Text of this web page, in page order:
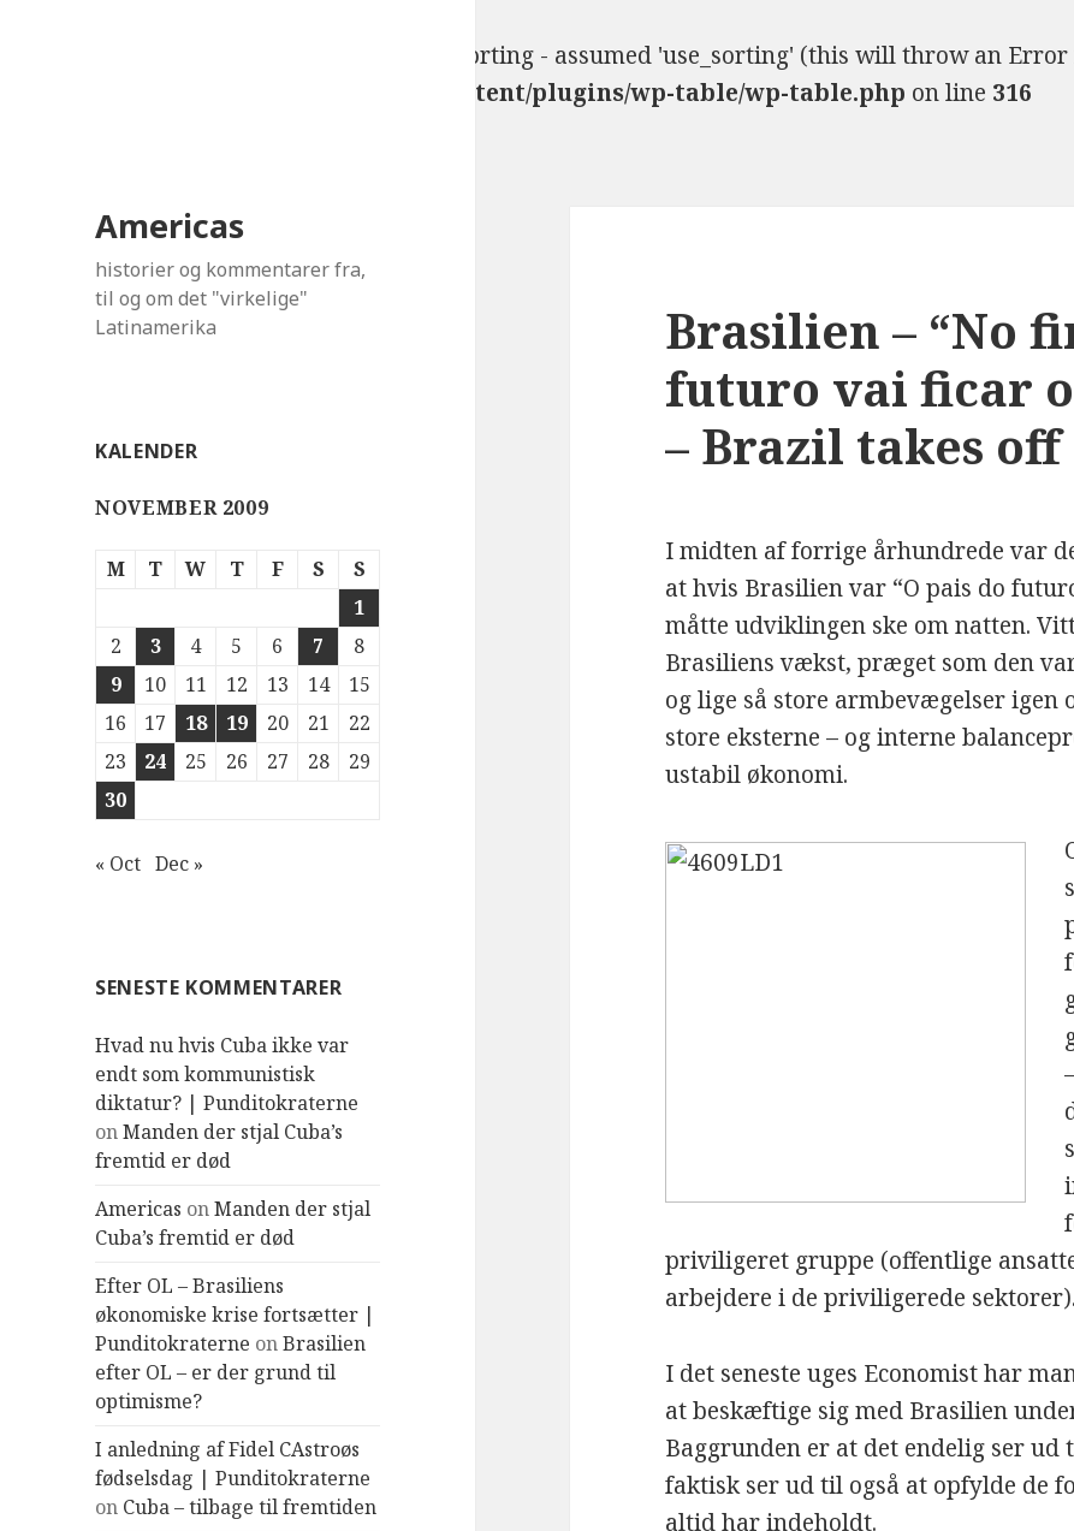
: Use of undefined constant use_sorting - assumed 'use_sorting' (this will throw an
/var/www/westy.dk/public_html/wp-content/plugins/wp-table/wp-table.php on line 316
Americas
historier og kommentarer fra,
til og om det "virkelige"
Latinamerika
KALENDER
NOVEMBER 2009
M T W T F S
S
1
2
3 4 5 6 7
8
9
10 11 12 13 14
15
16
17 18 19 20 21
22
23
24 25 26 27 28
29
30
« Oct Dec »
SENESTE KOMMENTARER
Hvad nu hvis Cuba ikke var
endt som kommunistisk
diktatur? | Punditokraterne
onManden der stjal Cuba’s
fremtid er død
Americas onManden der stjal
Cuba’s fremtid er død
Efter OL – Brasiliens
økonomiske krise fortsætter |
Punditokraterne onBrasilien
efter OL – er der grund til
optimisme?
I anledning af Fidel CAstroøs
fødselsdag | Punditokraterne
on Cuba – tilbage til fremtiden
Brasilien – “No
futuro vai ficar o
– Brazil takes off
I midten af forrige århundrede var
at hvis Brasilien var “O pais do
måtte udviklingen ske om natten.
Brasiliens vækst, præget som den
og lige så store armbevægelser igen
store eksterne – og interne
ustabil økonomi.
priviligeret gruppe (offentlige
arbejdere i de priviligerede sektorer).
I det seneste uges Economist har
at beskæftige sig med Brasilien
Baggrunden er at det endelig ser
faktisk ser ud til også at opfylde de
altid har indeholdt.